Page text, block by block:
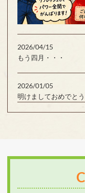
2026/04/15
もう四月・・・
2026/01/05
明けましておめでと